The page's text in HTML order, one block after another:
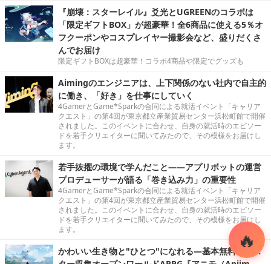
『崩壊：スターレイル』爻光とUGREENのコラボは
「限定ギフトBOX」が超豪華！全6商品に使える5％オ
フクーポンやコスプレイヤー撮影会など、盛りだくさ
んでお届け
限定ギフトBOXは超豪華！コラボ4商品や限定でグッズも
Aimingのエンジニアは、上下関係のない社内で自主的
に働き、「好き」を仕事にしていく
4GamerとGame*Sparkの合同による就活イベント「キャリア
クエスト」の第4回が東京都立産業貿易センター浜松町館で開催
されました。このイベントに合わせ、自身の就活時のエピソー
ドを若手クリエイターに聞いてみたので、その模様をお届けし
ます。
若手抜擢の環境で学んだこと――アプリボットの運営
プロデューサーが語る「巻き込み力」の重要性
4GamerとGame*Sparkの合同による就活イベント「キャリア
クエスト」の第4回が東京都立産業貿易センター浜松町館で開催
されました。このイベントに合わせ、自身の就活時のエピソー
ドを若手クリエイターに聞いてみたので、その模様をお届けし
ます。
かわいい生き物と"ひとつ"になれる―基本無料モンス